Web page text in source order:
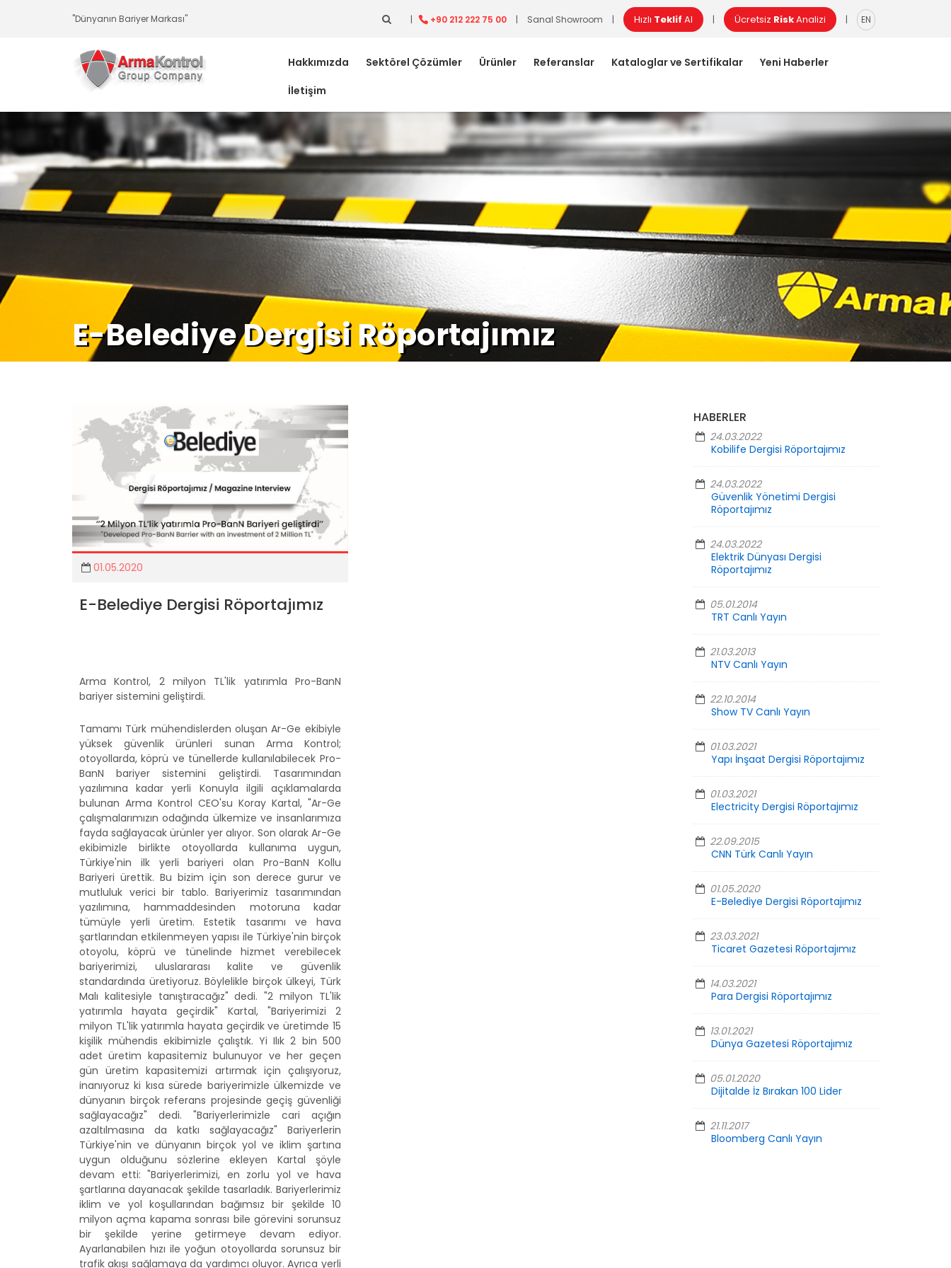
"Dünyanın Bariyer Markası" | +90 212 222 75 00 | Sanal Showroom | Hızlı Teklif Al | Ücretsiz RiskAnalizi | EN
Hakkımızda Sektörel Çözümler Ürünler Referanslar Kataloglar ve Sertifikalar
Yeni Haberler
İletişim
E-Belediye Dergisi Röportajımız
01.05.2020
E-Belediye Dergisi Röportajımız
Arma Kontrol, 2 milyon TL'lik yatırımla Pro-BanN
bariyer sistemini geliştirdi.
Tamamı Türk mühendislerden oluşan Ar-Ge ekibiyle
yüksek güvenlik ürünleri sunan Arma Kontrol;
otoyollarda, köprü ve tünellerde kullanılabilecek Pro-
BanN bariyer sistemini geliştirdi. Tasarımından
yazılımına kadar yerli Konuyla ilgili açıklamalarda
bulunan Arma Kontrol CEO'su Koray Kartal, "Ar-Ge
çalışmalarımızın odağında ülkemize ve insanlarımıza
fayda sağlayacak ürünler yer alıyor. Son olarak Ar-Ge
ekibimizle birlikte otoyollarda kullanıma uygun,
Türkiye'nin ilk yerli bariyeri olan Pro-BanN Kollu
Bariyeri ürettik. Bu bizim için son derece gurur ve
mutluluk verici bir tablo. Bariyerimiz tasarımından
yazılımına, hammaddesinden motoruna kadar
tümüyle yerli üretim. Estetik tasarımı ve hava
şartlarından etkilenmeyen yapısı ile Türkiye'nin birçok
otoyolu, köprü ve tünelinde hizmet verebilecek
bariyerimizi, uluslararası kalite ve güvenlik
standardında üretiyoruz. Böylelikle birçok ülkeyi, Türk
Malı kalitesiyle tanıştıracağız" dedi. "2 milyon TL'lik
yatırımla hayata geçirdik" Kartal, "Bariyerimizi 2
milyon TL'lik yatırımla hayata geçirdik ve üretimde 15
kişilik mühendis ekibimizle çalıştık. Yi Ilık 2 bin 500
adet üretim kapasitemiz bulunuyor ve her geçen
gün üretim kapasitemizi artırmak için çalışıyoruz,
inanıyoruz ki kısa sürede bariyerimizle ülkemizde ve
dünyanın birçok referans projesinde geçiş güvenliği
sağlayacağız" dedi. "Bariyerlerimizle cari açığın
azaltılmasına da katkı sağlayacağız" Bariyerlerin
Türkiye'nin ve dünyanın birçok yol ve iklim şartına
uygun olduğunu sözlerine ekleyen Kartal şöyle
devam etti: "Bariyerlerimizi, en zorlu yol ve hava
şartlarına dayanacak şekilde tasarladık. Bariyerlerimiz
iklim ve yol koşullarından bağımsız bir şekilde 10
milyon açma kapama sonrası bile görevini sorunsuz
bir şekilde yerine getirmeye devam ediyor.
Ayarlanabilen hızı ile yoğun otoyollarda sorunsuz bir
trafik akışı sağlamaya da yardımcı oluyor. Ayrıca yerli
HABERLER
24.03.2022
Kobilife Dergisi Röportajımız
24.03.2022
Güvenlik Yönetimi Dergisi
Röportajımız
24.03.2022
Elektrik Dünyası Dergisi
Röportajımız
05.01.2014
TRT Canlı Yayın
21.03.2013
NTV Canlı Yayın
22.10.2014
Show TV Canlı Yayın
01.03.2021
Yapı İnşaat Dergisi Röportajımız
01.03.2021
Electricity Dergisi Röportajımız
22.09.2015
CNN Türk Canlı Yayın
01.05.2020
E-Belediye Dergisi Röportajımız
23.03.2021
Ticaret Gazetesi Röportajımız
14.03.2021
Para Dergisi Röportajımız
13.01.2021
Dünya Gazetesi Röportajımız
05.01.2020
Dijitalde İz Bırakan 100 Lider
21.11.2017
Bloomberg Canlı Yayın